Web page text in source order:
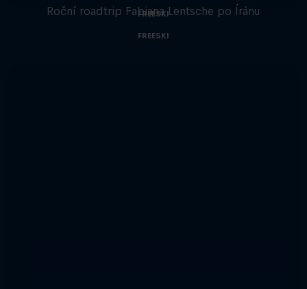
FREESKI
Roční roadtrip Fabiana Lentsche po Íránu
FREESKI